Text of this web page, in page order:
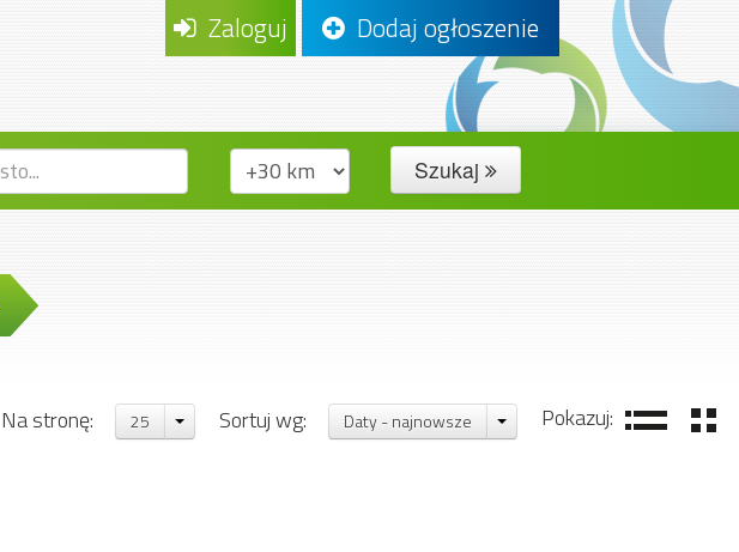
Zaloguj Dodaj ogłoszenie
Szukaj
Pokazuj:
Sortuj wg: Daty - najnowsze
Na stronę: 25